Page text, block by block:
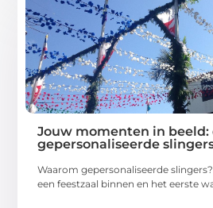
Jouw momenten in beeld:
gepersonaliseerde
Waarom gepersonaliseerde
een feestzaal binnen en het eerste